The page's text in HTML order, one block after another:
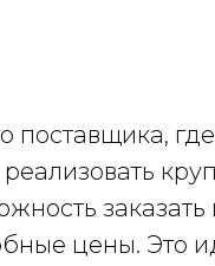
поставщика,
реализовать
цены. Это